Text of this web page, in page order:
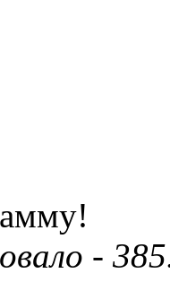
- 385